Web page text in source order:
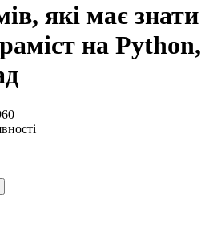
які має знати
на Python,